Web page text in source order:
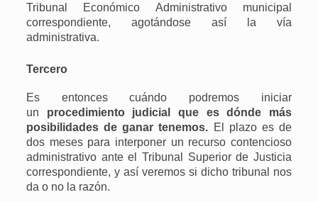
Tribunal Económico Administrativo municipal
correspondiente, agotándose así la vía
administrativa.
Tercero
Es entonces cuándo podremos iniciar
un procedimiento judicial que es dónde más
posibilidades de ganar tenemos. El plazo es de
dos meses para interponer un recurso contencioso
administrativo ante el Tribunal Superior de Justicia
correspondiente, y así veremos si dicho tribunal nos
da o no la razón.